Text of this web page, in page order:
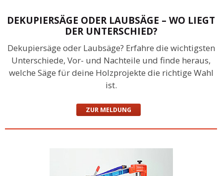
DEKUPIERSÄGE ODER LAUBSÄGE – WO LIEGT
DER UNTERSCHIED?
Dekupiersäge oder Laubsäge? Erfahre die wichtigsten
Unterschiede, Vor- und Nachteile und finde heraus,
welche Säge für deine Holzprojekte die richtige Wahl
ist.
ZUR MELDUNG